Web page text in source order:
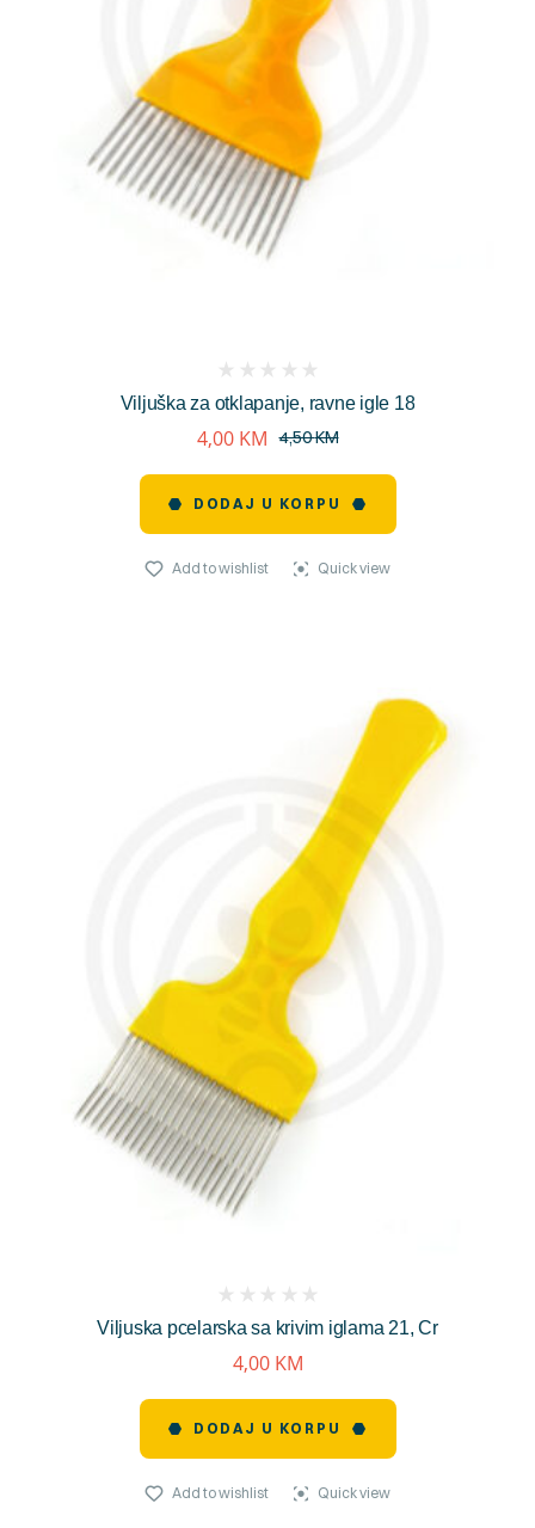
Viljuška za otklapanje, ravne igle 18
reviews)
4,50KM
4,00 KM
DODAJ U KORPU
Add to wishlist Quick view
Viljuska pcelarska sa krivim iglama 21, Cr
reviews)
4,00 KM
DODAJ U KORPU
Add to wishlist Quick view